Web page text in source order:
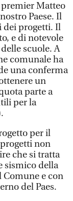
premier Matteo
Paese. Il
dei progetti. Il
e di notevole
scuole. A
comunale ha
una conferma
un
parte a
per la
per il
non
che si tratta
sismico della
e con
del Paes.